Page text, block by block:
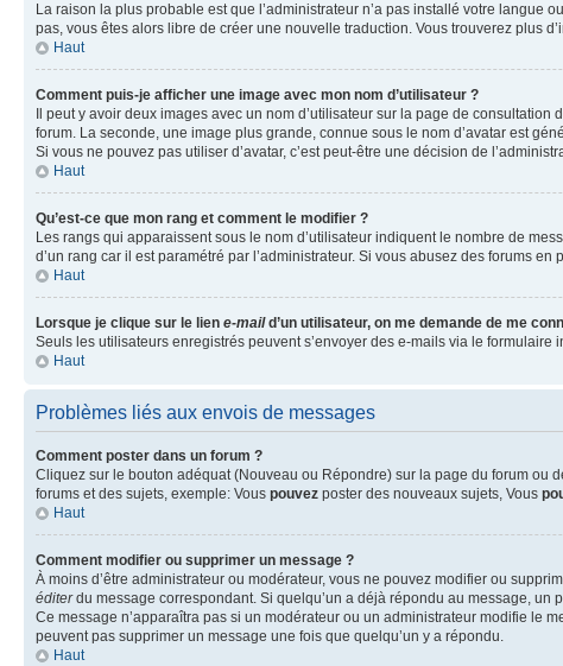
La raison la plus probable est que l’administrateur n’a pas installé votre langue
pas, vous êtes alors libre de créer une nouvelle traduction. Vous trouverez plus
Haut
Comment puis-je afficher une image avec mon nom d’utilisateur ?
Il peut y avoir deux images avec un nom d’utilisateur sur la page de
forum. La seconde, une image plus grande, connue sous le nom d’avatar est
Si vous ne pouvez pas utiliser d’avatar, c’est peut-être une décision de
Haut
Qu’est-ce que mon rang et comment le modifier ?
Les rangs qui apparaissent sous le nom d’utilisateur indiquent le nombre de
d’un rang car il est paramétré par l’administrateur. Si vous abusez des forums
Haut
Lorsque je clique sur le lien e-maild’un utilisateur, on me demande de me
Seuls les utilisateurs enregistrés peuvent s’envoyer des e-mails via le
Haut
Problèmes liés aux envois de messages
Comment poster dans un forum ?
Cliquez sur le bouton adéquat (Nouveau ou Répondre) sur la page du forum ou
forums et des sujets, exemple: Vous pouvez poster des nouveaux sujets, Vous
Haut
Comment modifier ou supprimer un message ?
À moins d’être administrateur ou modérateur, vous ne pouvez modifier ou
éditerdu message correspondant. Si quelqu’un a déjà répondu au message, un
Ce message n’apparaîtra pas si un modérateur ou un administrateur modifie le
peuvent pas supprimer un message une fois que quelqu’un y a répondu.
Haut